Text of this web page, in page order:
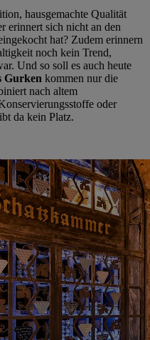
hausgemachte Qualität
erinnert sich nicht an den
hat? Zudem erinnern
noch kein Trend,
Und so soll es auch heute
Gurken kommen nur die
nach altem
oder
da kein Platz.